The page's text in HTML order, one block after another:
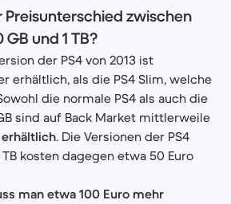
Preisunterschied zwischen
und 1 TB?
der PS4 von 2013 ist
erhältlich, als die PS4 Slim, welche
die normale PS4 als auch die
sind auf Back Market mittlerweile
. Die Versionen der PS4
kosten dagegen etwa 50 Euro
man etwa 100 Euro mehr